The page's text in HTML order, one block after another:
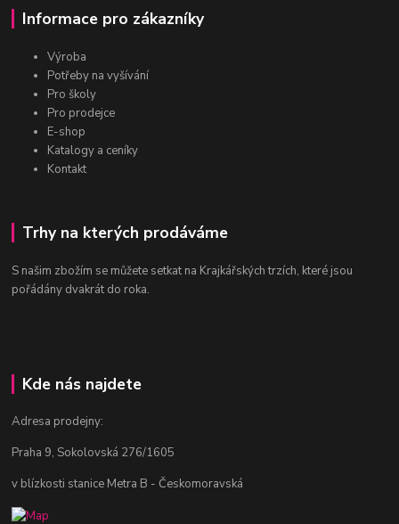
Informace pro zákazníky
Výroba
Potřeby na vyšívání
Pro školy
Pro prodejce
E-shop
Katalogy a ceníky
Kontakt
Trhy na kterých prodáváme
S našim zbožím se můžete setkat na Krajkářských trzích, které jsou
pořádány dvakrát do roka.
Kde nás najdete
Adresa prodejny:
Praha 9, Sokolovská 276/1605
v blízkosti stanice Metra B - Českomoravská